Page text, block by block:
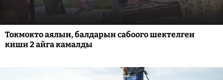
Токмокто аялын, балдарын сабоого шектелген
киши 2 айга камалды